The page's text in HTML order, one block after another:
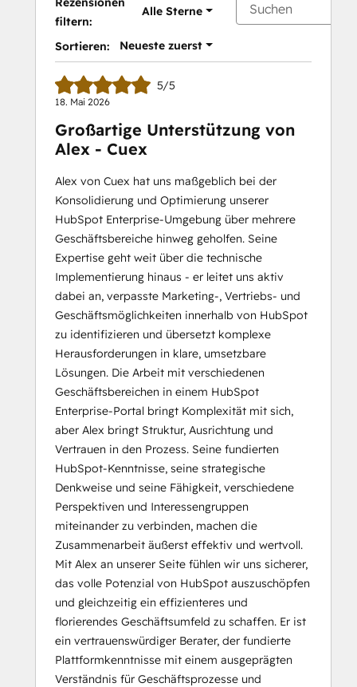
filtern:
Alle Sterne
Sortieren: Neueste zuerst
5/5
18. Mai 2026
Großartige Unterstützung von
Alex - Cuex
Alex von Cuex hat uns maßgeblich bei der
Konsolidierung und Optimierung unserer
HubSpot Enterprise-Umgebung über mehrere
Geschäftsbereiche hinweg geholfen. Seine
Expertise geht weit über die technische
Implementierung hinaus - er leitet uns aktiv
dabei an, verpasste Marketing-, Vertriebs- und
Geschäftsmöglichkeiten innerhalb von HubSpot
zu identifizieren und übersetzt komplexe
Herausforderungen in klare, umsetzbare
Lösungen. Die Arbeit mit verschiedenen
Geschäftsbereichen in einem HubSpot
Enterprise-Portal bringt Komplexität mit sich,
aber Alex bringt Struktur, Ausrichtung und
Vertrauen in den Prozess. Seine fundierten
HubSpot-Kenntnisse, seine strategische
Denkweise und seine Fähigkeit, verschiedene
Perspektiven und Interessengruppen
miteinander zu verbinden, machen die
Zusammenarbeit äußerst effektiv und wertvoll.
Mit Alex an unserer Seite fühlen wir uns sicherer,
das volle Potenzial von HubSpot auszuschöpfen
und gleichzeitig ein effizienteres und
florierendes Geschäftsumfeld zu schaffen. Er ist
ein vertrauenswürdiger Berater, der fundierte
Plattformkenntnisse mit einem ausgeprägten
Verständnis für Geschäftsprozesse und